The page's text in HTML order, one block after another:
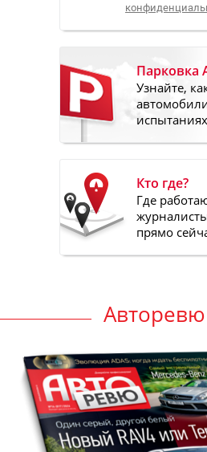
Парковка
Узнайте,
испытаниях
Кто где?
Где
прямо